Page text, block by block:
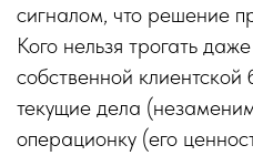
сигналом, что решение
Кого нельзя трогать
собственной
текущие дела
операционку (его